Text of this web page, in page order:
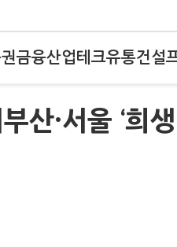
금융산업테크유통건설
산·서울 ‘희생